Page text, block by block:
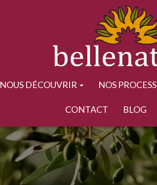
NOUS DÉCOUVRIR NOS PROCESS
CONTACT BLOG